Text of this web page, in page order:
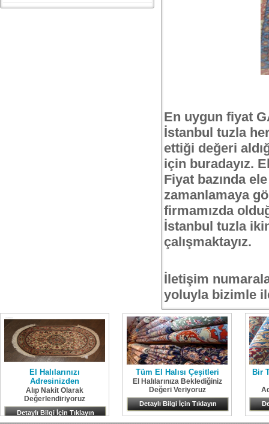
En uygun fiyat
İstanbul tuzla
ettiği değeri
için buradayız.
Fiyat bazında
zamanlamaya
firmamızda
İstanbul tuzla
çalışmaktayız.
İletişim
yoluyla bizimle
El Halılarınızı
Adresinizden
Alıp Nakit Olarak
Değerlendiriyoruz
Detaylı Bilgi İçin Tıklayın
Tüm El Halısı Çeşitleri
El Halılarınıza Beklediğiniz
Değeri Veriyoruz
Detaylı Bilgi İçin Tıklayın
Bir